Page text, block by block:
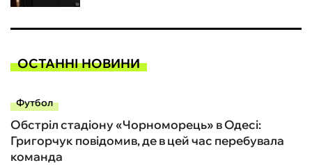
ОСТАННІ НОВИНИ
Футбол
Обстріл стадіону «Чорноморець» в Одесі:
Григорчук повідомив, де в цей час перебувала
команда